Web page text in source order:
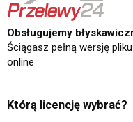
Obsługujemy
Ściągasz pełną wersję pliku
online
Którą licencję wybrać?